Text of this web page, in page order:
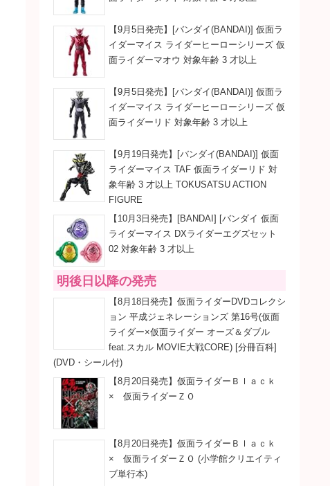
【9月5日発売】[バンダイ(BANDAI)] 仮面ラ
イダーマイス ライダーヒーローシリーズ 仮
面ライダーマオウ 対象年齢 3 才以上
【9月5日発売】[バンダイ(BANDAI)] 仮面ラ
イダーマイス ライダーヒーローシリーズ 仮
面ライダーリド 対象年齢 3 才以上
【9月19日発売】[バンダイ(BANDAI)] 仮面
ライダーマイス TAF 仮面ライダーリド 対
象年齢 3 才以上 TOKUSATSU ACTION
FIGURE
【10月3日発売】[BANDAI] [バンダイ 仮面
ライダーマイス DXライダーエグズセット
02 対象年齢 3 才以上
明後日以降の発売
【8月18日発売】仮面ライダーDVDコレクシ
ョン 平成ジェネレーションズ 第16号(仮面
ライダー×仮面ライダー オーズ＆ダブル
feat.スカル MOVIE大戦CORE) [分冊百科]
(DVD・シール付)
【8月20日発売】仮面ライダーＢｌａｃｋ
× 仮面ライダーＺＯ
【8月20日発売】仮面ライダーＢｌａｃｋ
× 仮面ライダーＺＯ (小学館クリエイティ
ブ単行本)